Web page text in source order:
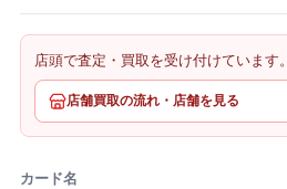
店頭で査定・買取を受け付けています。
店舗買取の流れ・店舗を見る
カード名